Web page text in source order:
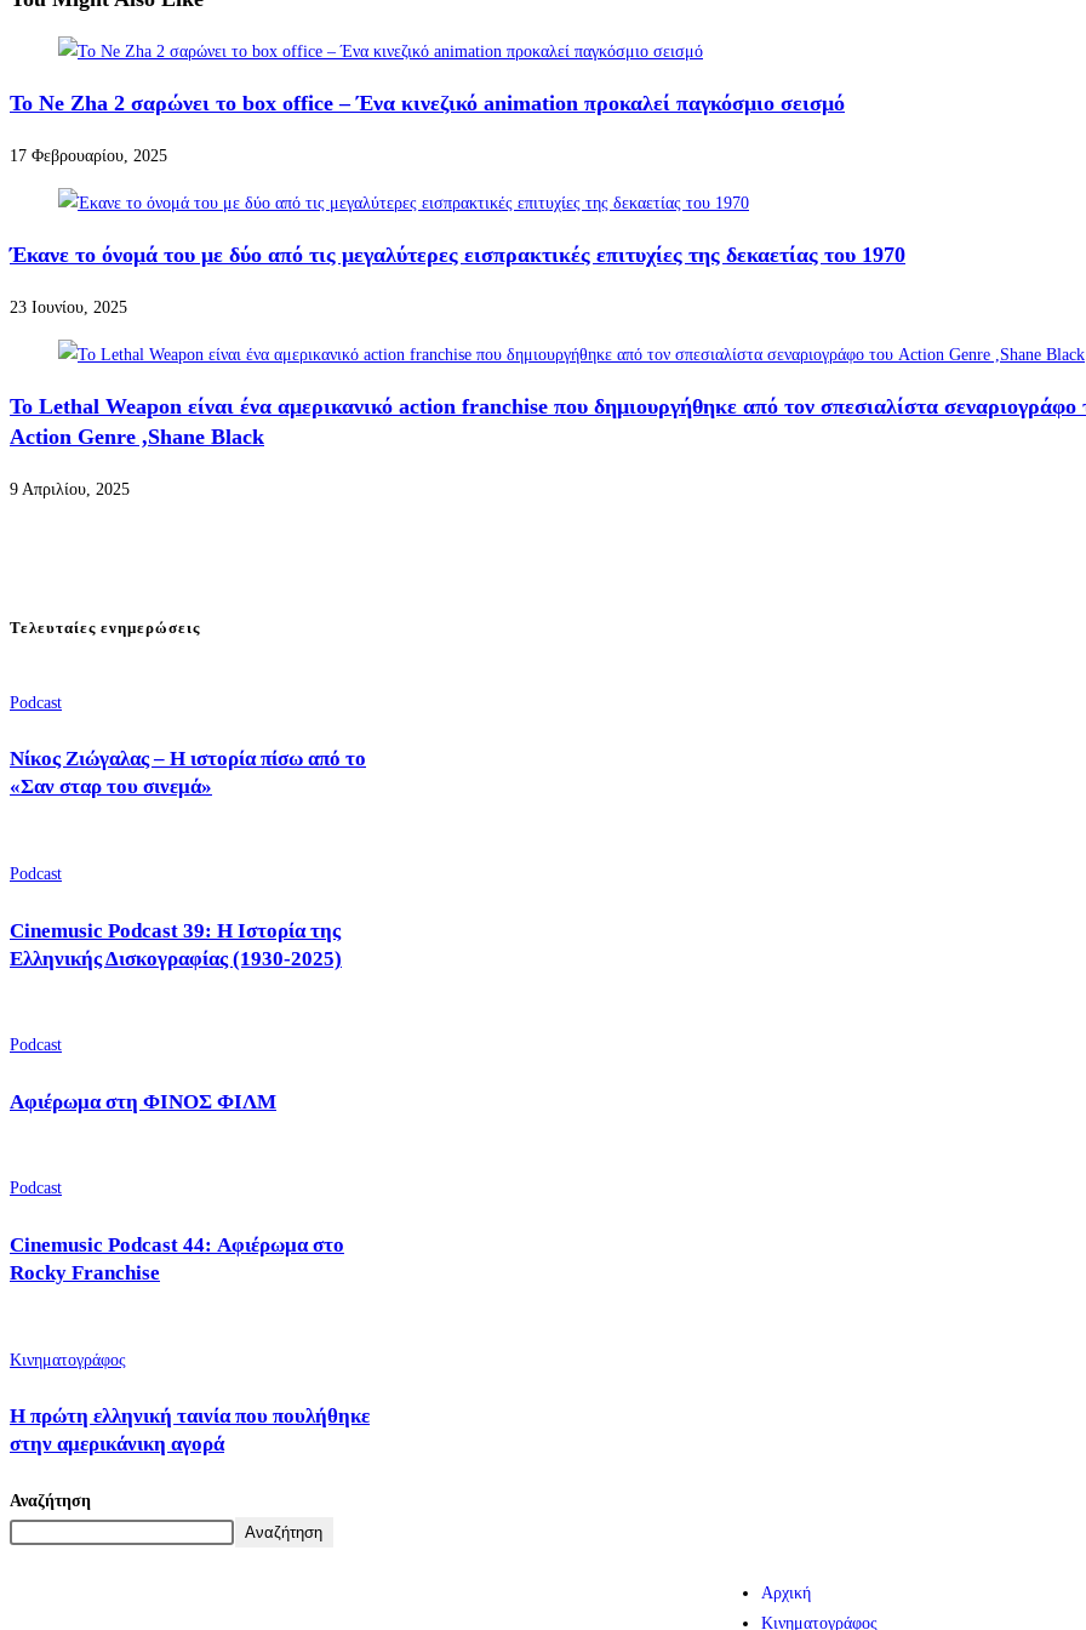
Το Ne Zha 2 σαρώνει το box office – Ένα κινεζικό animation προκαλεί παγκόσμιο σεισμό
17 Φεβρουαρίου, 2025
Έκανε το όνομά του με δύο από τις μεγαλύτερες εισπρακτικές επιτυχίες της δεκαετίας του 1970
23 Ιουνίου, 2025
Το Lethal Weapon είναι ένα αμερικανικό action franchise που δημιουργήθηκε από τον σπεσιαλίστα σεναριογράφο
Action Genre ,Shane Black
9 Απριλίου, 2025
Τελευταίες ενημερώσεις
Podcast
Νίκος Ζιώγαλας – Η ιστορία πίσω από το
«Σαν σταρ του σινεμά»
Podcast
Cinemusic Podcast 39: Η Ιστορία της
Ελληνικής Δισκογραφίας (1930-2025)
Podcast
Αφιέρωμα στη ΦΙΝΟΣ ΦΙΛΜ
Podcast
Cinemusic Podcast 44: Αφιέρωμα στο
Rocky Franchise
Κινηματογράφος
Η πρώτη ελληνική ταινία που πουλήθηκε
στην αμερικάνικη αγορά
Αναζήτηση
Αναζήτηση
Αρχική
Κινηματογράφος